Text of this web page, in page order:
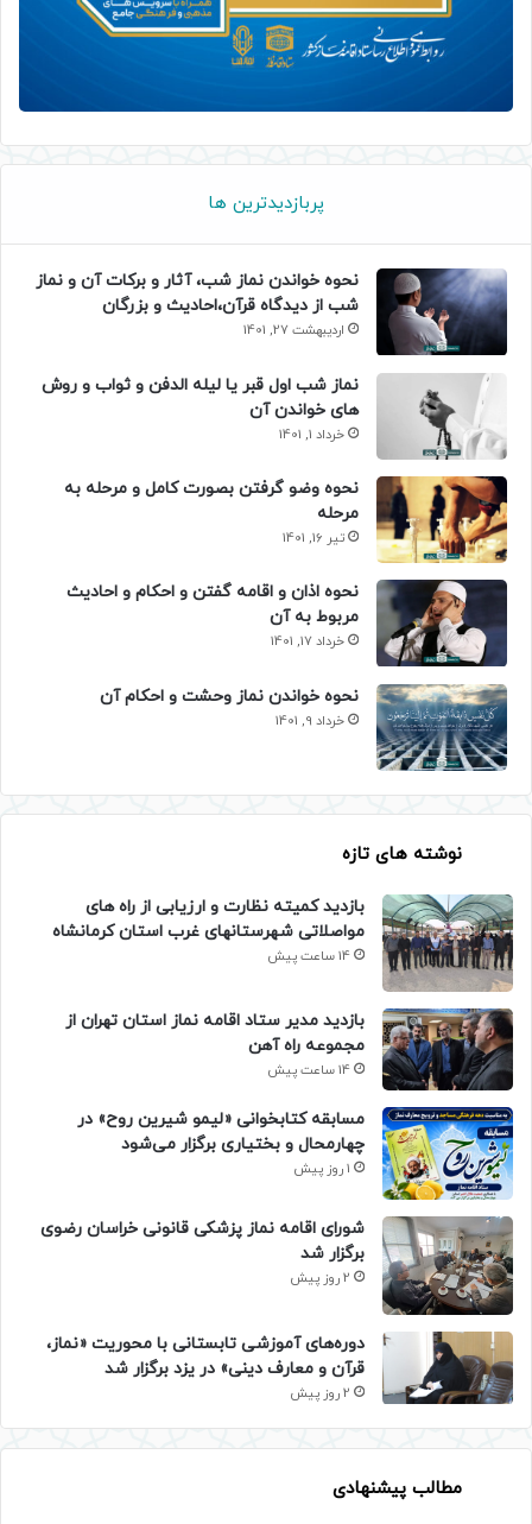
پربازدیدترین ها
نحوه خواندن نماز شب، آثار و برکات آن و نماز
شب از دیدگاه قرآن،احادیث و بزرگان
اردیبهشت 27, 1401
نماز شب اول قبر یا لیله الدفن و ثواب و روش
های خواندن آن
خرداد 1, 1401
نحوه وضو گرفتن بصورت کامل و مرحله به
مرحله
تیر 16, 1401
نحوه اذان و اقامه گفتن و احکام و احادیث
مربوط به آن
خرداد 17, 1401
نحوه خواندن نماز وحشت و احکام آن
خرداد 9, 1401
نوشته های تازه
بازدید کمیته نظارت و ارزیابی از راه های
مواصلاتی شهرستانهای غرب استان کرمانشاه
14 ساعت پیش
بازدید مدیر ستاد اقامه نماز استان تهران از
مجموعه راه آهن
14 ساعت پیش
مسابقه کتابخوانی «لیمو شیرین روح» در
چهارمحال و بختیاری برگزار می‌شود
1 روز پیش
شورای اقامه نماز پزشکی قانونی خراسان رضوی
برگزار شد
2 روز پیش
دوره‌های آموزشی تابستانی با محوریت «نماز،
قرآن و معارف دینی» در یزد برگزار شد
2 روز پیش
مطالب پیشنهادی